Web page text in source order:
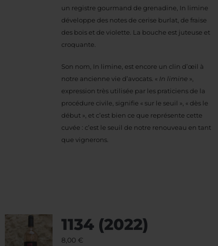
un registre gourmand de grenadine, In limine
développe des notes de cerise burlat, de fraise
des bois et de violette. La bouche est juteuse et
croquante.
Son nom, In limine, est encore un clin d’œil à
notre ancienne vie d’avocats. « In limine »,
expression très utilisée par les praticiens de la
procédure civile, signifie « sur le seuil », « dès le
début », et c’est bien ce que représente cette
cuvée : c’est le seuil de notre renouveau en tant
que vignerons.
1134 (2022)
8,00 €